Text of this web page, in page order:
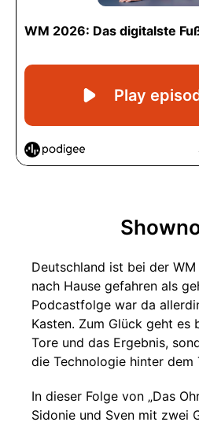
Deutschland ist bei der
nach Hause gefahren als
Podcastfolge war da
Kasten. Zum Glück geht es
Tore und das Ergebnis,
die Technologie hinter dem
In dieser Folge von „Das
Sidonie und Sven mit zwei